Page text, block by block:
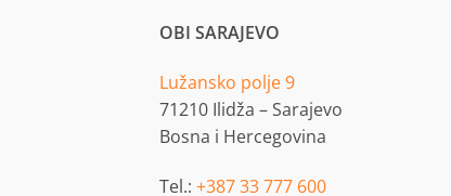
OBI SARAJEVO
Lužansko polje 9
71210 Ilidža – Sarajevo
Bosna i Hercegovina
Tel.: +387 33 777 600